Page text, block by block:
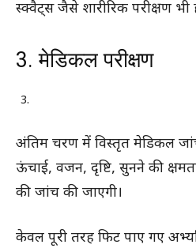
स्क्वैट्स जैसे शारीरिक परीक्षण भी
3. मेडिकल परीक्षण
अंतिम चरण में विस्तृत मेडिकल जांच
ऊंचाई, वजन, दृष्टि, सुनने की
की जांच की जाएगी।
केवल पूरी तरह फिट पाए गए